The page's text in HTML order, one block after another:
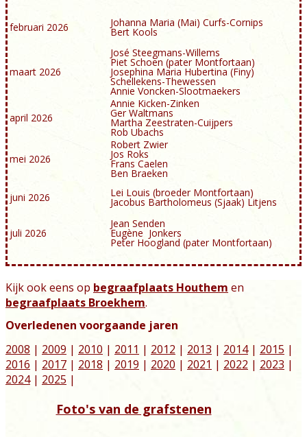
februari 2026 Johanna Maria (Mai) Curfs-Cornips
Bert Kools
maart 2026
José Steegmans-Willems
Piet Schoen (pater Montfortaan)
Josephina Maria Hubertina (Finy)
Schellekens-Thewessen
Annie Voncken-Slootmaekers
april 2026
Annie Kicken-Zinken
Ger Waltmans
Martha Zeestraten-Cuijpers
Rob Ubachs
mei 2026
Robert Zwier
Jos Roks
Frans Caelen
Ben Braeken
juni 2026
Lei Louis (broeder Montfortaan)
Jacobus Bartholomeus (Sjaak) Litjens
juli 2026
Jean Senden
Eugène Jonkers
Peter Hoogland (pater Montfortaan)
Kijk ook eens op begraafplaats Houthem en
begraafplaats Broekhem.
Overledenen voorgaande jaren
2008 | 2009 | 2010 | 2011 | 2012 | 2013 | 2014| 2015 |
2016 | 2017 | 2018 | 2019 | 2020 | 2021 | 2022 | 2023 |
2024| 2025 |
Foto's van de grafstenen